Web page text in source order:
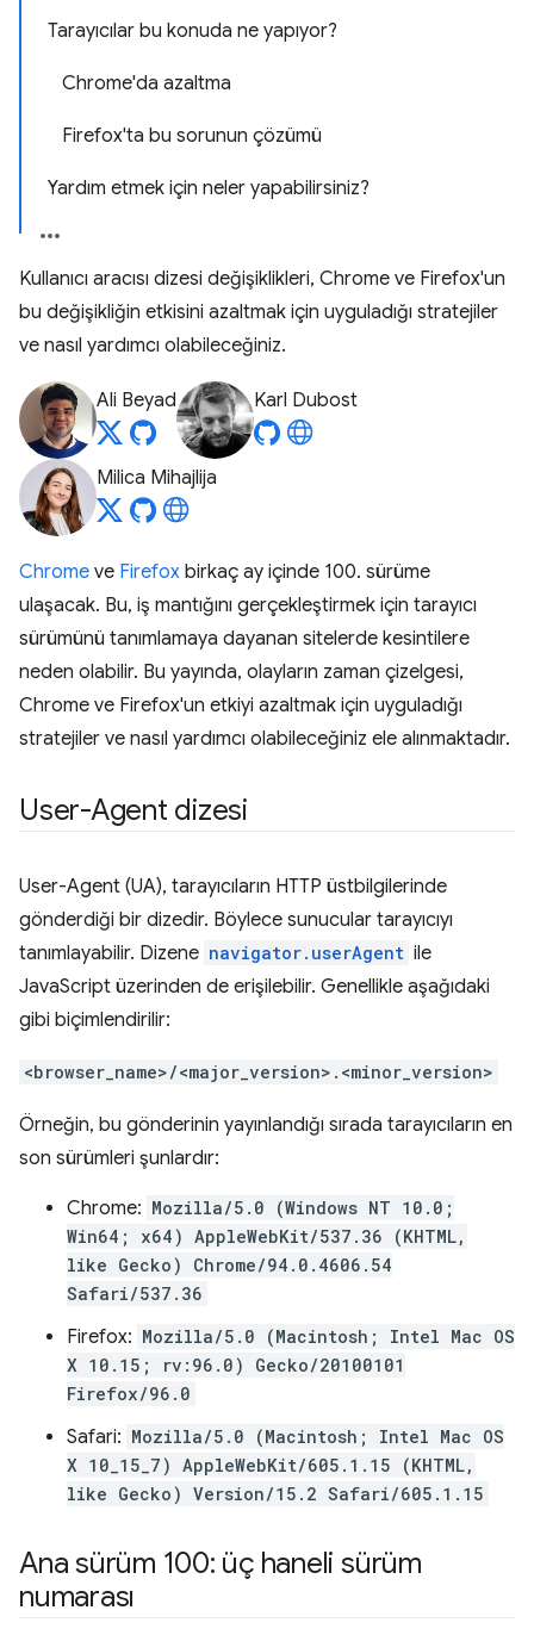
Tarayıcılar bu konuda ne yapıyor?
Chrome'da azaltma
Firefox'ta bu sorunun çözümü
Yardım etmek için neler yapabilirsiniz?
Kullanıcı aracısı dizesi değişiklikleri, Chrome ve Firefox'un
bu değişikliğin etkisini azaltmak için uyguladığı stratejiler
ve nasıl yardımcı olabileceğiniz.
Ali Beyad Karl Dubost
Milica Mihajlija
Chrome ve Firefox birkaç ay içinde 100. sürüme
ulaşacak. Bu, iş mantığını gerçekleştirmek için tarayıcı
sürümünü tanımlamaya dayanan sitelerde kesintilere
neden olabilir. Bu yayında, olayların zaman çizelgesi,
Chrome ve Firefox'un etkiyi azaltmak için uyguladığı
stratejiler ve nasıl yardımcı olabileceğiniz ele alınmaktadır.
User-Agent dizesi
User-Agent (UA), tarayıcıların HTTP üstbilgilerinde
gönderdiği bir dizedir. Böylece sunucular tarayıcıyı
tanımlayabilir. Dizene navigator.userAgent ile
JavaScript üzerinden de erişilebilir. Genellikle aşağıdaki
gibi biçimlendirilir:
<browser_name>/<major_version>.<minor_version>
Örneğin, bu gönderinin yayınlandığı sırada tarayıcıların en
son sürümleri şunlardır:
Chrome: Mozilla/5.0 (Windows NT 10.0;
Win64; x64) AppleWebKit/537.36 (KHTML,
like Gecko) Chrome/94.0.4606.54
Safari/537.36
Firefox: Mozilla/5.0 (Macintosh; Intel Mac OS
X 10.15; rv:96.0) Gecko/20100101
Firefox/96.0
Safari: Mozilla/5.0 (Macintosh; Intel Mac OS
X 10_15_7) AppleWebKit/605.1.15 (KHTML,
like Gecko) Version/15.2 Safari/605.1.15
Ana sürüm 100: üç haneli sürüm
numarası